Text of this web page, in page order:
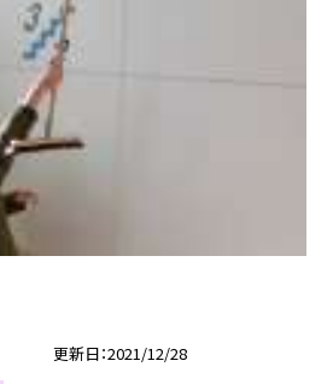
更新日 2021/12/28